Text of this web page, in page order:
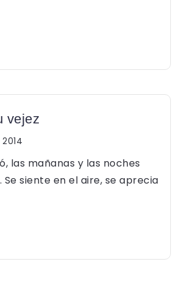
vejez
las mañanas y las noches
siente en el aire, se aprecia